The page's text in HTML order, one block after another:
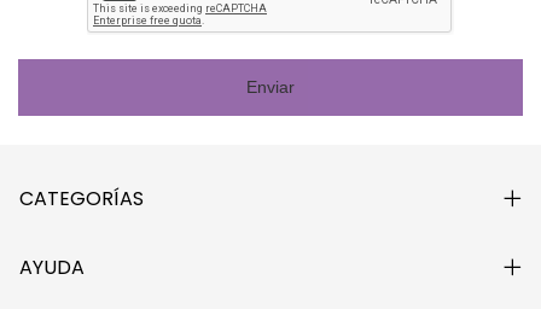
Enviar
CATEGORÍAS
AYUDA